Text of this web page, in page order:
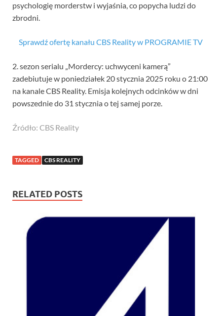
psychologię morderstw i wyjaśnia, co popycha ludzi do
zbrodni.
Sprawdź ofertę kanału CBS Reality w PROGRAMIE TV
2. sezon serialu „Mordercy: uchwyceni kamerą”
zadebiutuje w poniedziałek 20 stycznia 2025 roku o 21:00
na kanale CBS Reality. Emisja kolejnych odcinków w dni
powszednie do 31 stycznia o tej samej porze.
Źródło: CBS Reality
TAGGED CBS REALITY
RELATED POSTS